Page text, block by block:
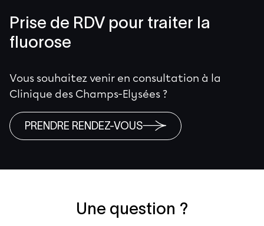
Prise de RDV pour traiter la
fluorose
Vous souhaitez venir en consultation à la
Clinique des Champs-Elysées ?
PRENDRE RENDEZ-VOUS
Une question ?